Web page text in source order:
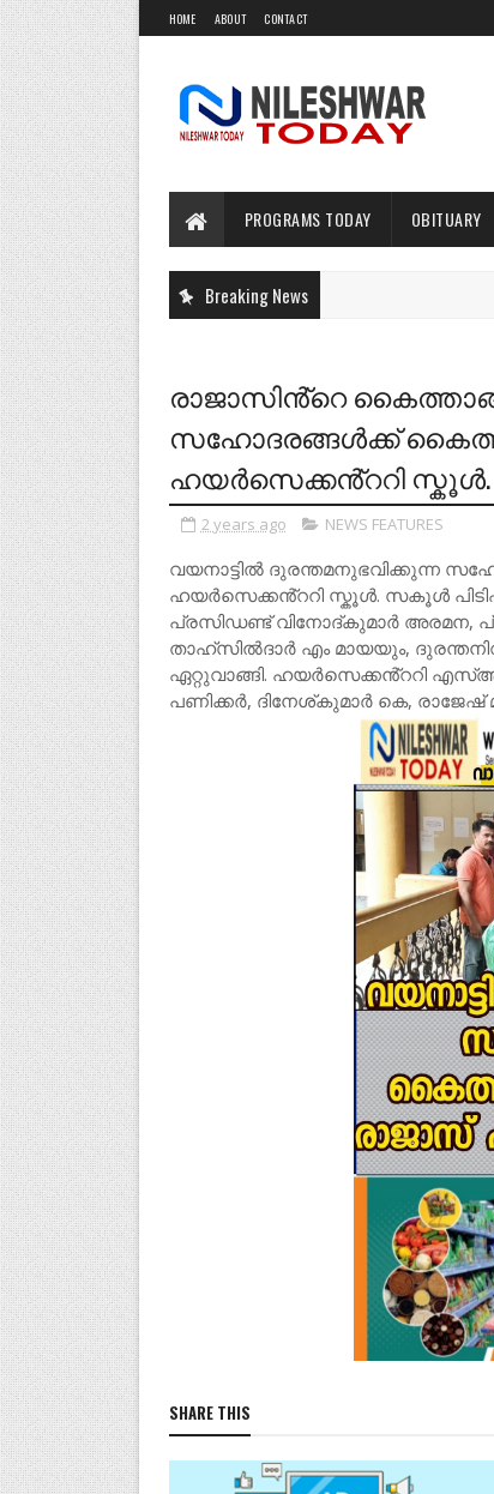
HOME ABOUT CONTACT
PROGRAMS TODAY OBITUARY
Breaking News
രാജാസിൻ്റെ
സഹോദരങ്ങൾക്ക്
ഹയർസെക്കൻ്ററി സ്കൂൾ.
2 years ago NEWS FEATURES
വയനാട്ടിൽ ദുരന്തമനുഭവിക്കുന്ന
ഹയർസെക്കൻ്ററി സ്കൂൾ. സകൂൾ
പ്രസിഡണ്ട് വിനോദ്കുമാർ അരമന,
താഹ്സിൽദാർ എം മായയും,
ഏറ്റുവാങ്ങി. ഹയർസെക്കൻ്ററി
പണിക്കർ, ദിനേശ്കുമാർ കെ,
SHARE THIS